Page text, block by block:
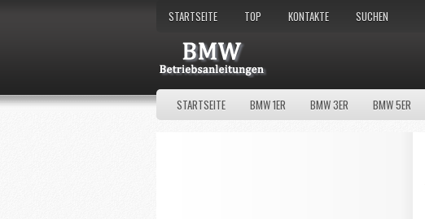
STARTSEITE TOP KONTAKTE SUCHEN
STARTSEITE BMW 1ER BMW 3ER BMW 5ER